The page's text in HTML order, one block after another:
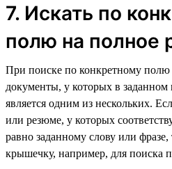
7. Искать по
полю на полное
При поиске по конкретному полю
документы, у которых в заданном
является одним из нескольких.
или резюме, у которых
равно заданному слову или
крышечку, например, для поиска